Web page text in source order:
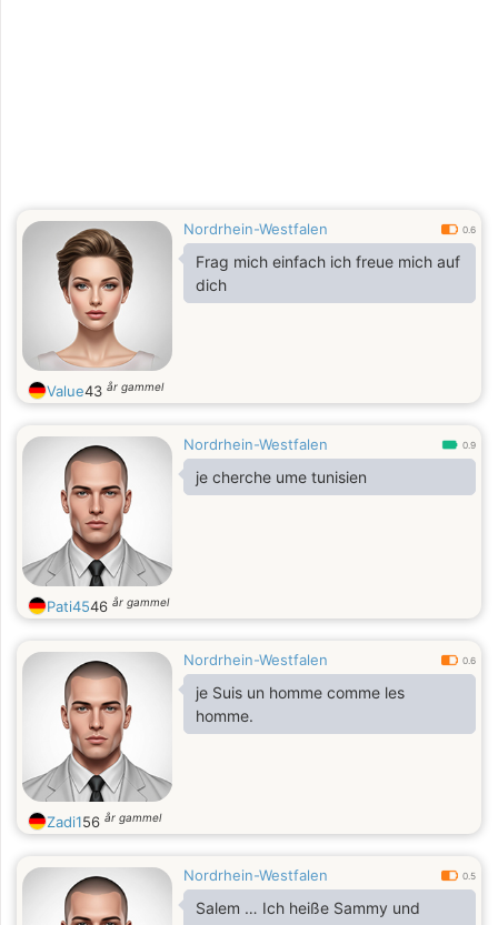
Nordrhein-Westfalen 0.6
Frag mich einfach ich freue mich auf
dich
Value43 år gammel
Nordrhein-Westfalen 0.9
je cherche ume tunisien
Pati4546 år gammel
Nordrhein-Westfalen 0.6
je Suis un homme comme les
homme.
Zadi156 år gammel
Nordrhein-Westfalen 0.5
Salem … Ich heiße Sammy und